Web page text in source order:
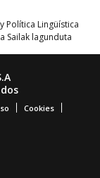
Política Lingüística
Sailak lagunduta
Cookies